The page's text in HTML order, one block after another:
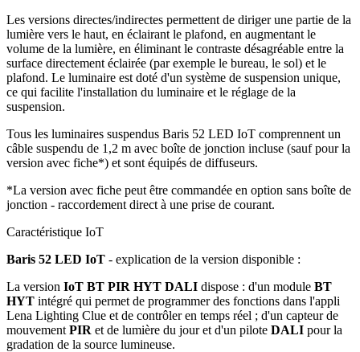
Les versions directes/indirectes permettent de diriger une partie de la
lumière vers le haut, en éclairant le plafond, en augmentant le
volume de la lumière, en éliminant le contraste désagréable entre la
surface directement éclairée (par exemple le bureau, le sol) et le
plafond. Le luminaire est doté d'un système de suspension unique,
ce qui facilite l'installation du luminaire et le réglage de la
suspension.
Tous les luminaires suspendus Baris 52 LED IoT comprennent un
câble suspendu de 1,2 m avec boîte de jonction incluse (sauf pour la
version avec fiche*) et sont équipés de diffuseurs.
*La version avec fiche peut être commandée en option sans boîte de
jonction - raccordement direct à une prise de courant.
Caractéristique IoT
Baris 52 LED IoT - explication de la version disponible :
La version IoT BT PIR HYT DALI dispose : d'un module BT
HYT intégré qui permet de programmer des fonctions dans l'appli
Lena Lighting Clue et de contrôler en temps réel ; d'un capteur de
mouvement PIR et de lumière du jour et d'un pilote DALI pour la
gradation de la source lumineuse.